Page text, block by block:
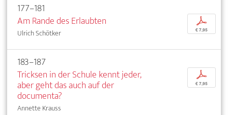
177–181
Am Rande des Erlaubten
Ulrich Schötker
p
€ 7,95
183–187
Tricksen in der Schule kennt jeder,
aber geht das auch auf der
documenta?
Annette Krauss
p
€ 7,95